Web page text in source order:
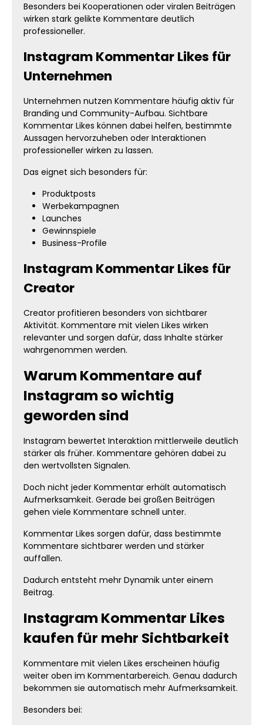
Besonders bei Kooperationen oder viralen Beiträgen
wirken stark gelikte Kommentare deutlich
professioneller.
Instagram Kommentar Likes für
Unternehmen
Unternehmen nutzen Kommentare häufig aktiv für
Branding und Community-Aufbau. Sichtbare
Kommentar Likes können dabei helfen, bestimmte
Aussagen hervorzuheben oder Interaktionen
professioneller wirken zu lassen.
Das eignet sich besonders für:
Produktposts
Werbekampagnen
Launches
Gewinnspiele
Business-Profile
Instagram Kommentar Likes für
Creator
Creator profitieren besonders von sichtbarer
Aktivität. Kommentare mit vielen Likes wirken
relevanter und sorgen dafür, dass Inhalte stärker
wahrgenommen werden.
Warum Kommentare auf
Instagram so wichtig
geworden sind
Instagram bewertet Interaktion mittlerweile deutlich
stärker als früher. Kommentare gehören dabei zu
den wertvollsten Signalen.
Doch nicht jeder Kommentar erhält automatisch
Aufmerksamkeit. Gerade bei großen Beiträgen
gehen viele Kommentare schnell unter.
Kommentar Likes sorgen dafür, dass bestimmte
Kommentare sichtbarer werden und stärker
auffallen.
Dadurch entsteht mehr Dynamik unter einem
Beitrag.
Instagram Kommentar Likes
kaufen für mehr Sichtbarkeit
Kommentare mit vielen Likes erscheinen häufig
weiter oben im Kommentarbereich. Genau dadurch
bekommen sie automatisch mehr Aufmerksamkeit.
Besonders bei: